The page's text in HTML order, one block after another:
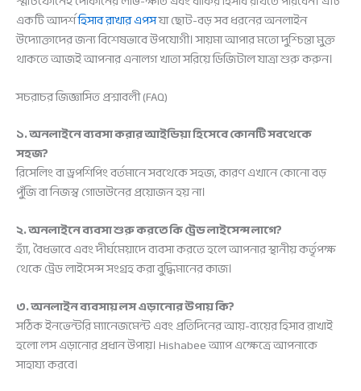
একটি আদর্শহিসাব রাখার এপসযা ছোট-বড় সব ধরনের অনলাইন
উদ্যোক্তাদের জন্য বিশেষভাবে উপযোগী। সায়মা আপার মতো দুশ্চিন্তা মুক্ত
থাকতে আজই আপনার এনালগ খাতা সরিয়ে ডিজিটাল যাত্রা শুরু করুন।
সচরাচর জিজ্ঞাসিত প্রশ্নাবলী (FAQ)
১. অনলাইনে ব্যবসা করার আইডিয়া হিসেবে কোনটি সবথেকে
সহজ?
রিসেলিং বা ড্রপশিপিং বর্তমানে সবথেকে সহজ, কারণ এখানে কোনো বড়
পুঁজি বা নিজস্ব গোডাউনের প্রয়োজন হয় না।
২. অনলাইনে ব্যবসা শুরু করতে কি ট্রেড লাইসেন্স লাগে?
হ্যাঁ, বৈধভাবে এবং দীর্ঘমেয়াদে ব্যবসা করতে হলে আপনার স্থানীয় কর্তৃপক্ষ
থেকে ট্রেড লাইসেন্স সংগ্রহ করা বুদ্ধিমানের কাজ।
৩. অনলাইন ব্যবসায় লস এড়ানোর উপায় কি?
সঠিক ইনভেন্টরি ম্যানেজমেন্ট এবং প্রতিদিনের আয়-ব্যয়ের হিসাব রাখাই
হলো লস এড়ানোর প্রধান উপায়। Hishabee অ্যাপ এক্ষেত্রে আপনাকে
সাহায্য করবে।